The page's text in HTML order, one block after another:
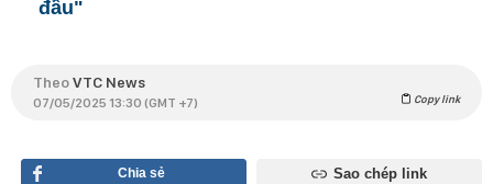
đầu"
TheoVTC News
07/05/2025 13:30 (GMT +7) Copy link
Chia sẻ Sao chép link